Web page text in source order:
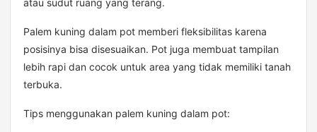
Palem kuning dalam pot memberi fleksibilitas karena
posisinya bisa disesuaikan. Pot juga membuat tampilan
lebih rapi dan cocok untuk area yang tidak memiliki tanah
terbuka.
Tips menggunakan palem kuning dalam pot: